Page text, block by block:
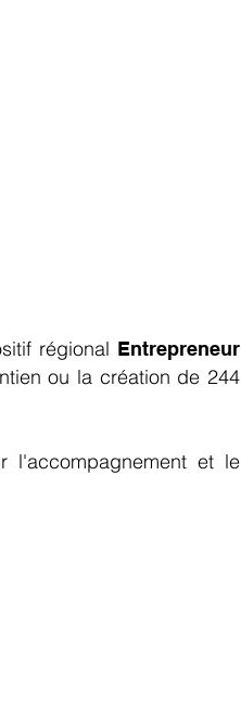
régional Entrepreneur
ou la création de 244
l'accompagnement et le